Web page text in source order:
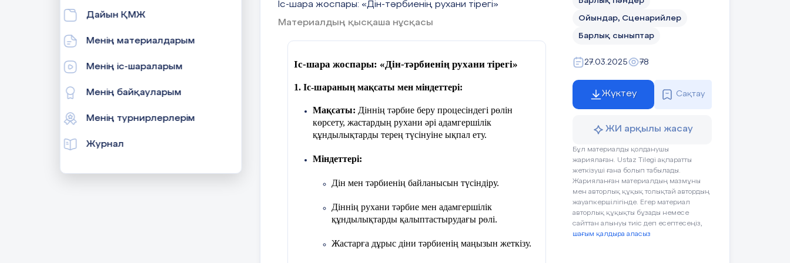
Дайын ҚМЖ
Менің материалдарым
Менің іс-шараларым
Менің байқауларым
Менің турнирлерлерім
Журнал
Іс-шара жоспары: «Дін-тәрбиенің рухани тірегі»
Материалдың қысқаша нұсқасы
Іс-шара жоспары: «Дін-тәрбиенің рухани тірегі»
1. Іс-шараның мақсаты мен міндеттері:
Мақсаты: Діннің тәрбие беру процесіндегі рөлін
көрсету, жастардың рухани әрі адамгершілік
құндылықтарды терең түсінуіне ықпал ету.
Міндеттері:
Дін мен тәрбиенің байланысын түсіндіру.
Діннің рухани тәрбие мен адамгершілік
құндылықтарды қалыптастырудағы рөлі.
Жастарға дұрыс діни тәрбиенің маңызын жеткізу.
Ойындар, Сценарийлер
Барлық сыныптар
27.03.2025 78
Жүктеу Сақтау
ЖИ арқылы жасау
Бұл материалды қолданушы
жариялаған. Ustaz Tilegi ақпаратты
жеткізуші ғана болып табылады.
Жарияланған материалдың мазмұны
мен авторлық құқық толықтай автордың
жауапкершілігінде. Егер материал
авторлық құқықты бұзады немесе
сайттан алынуы тиіс деп есептесеңіз,
шағым қалдыра аласыз